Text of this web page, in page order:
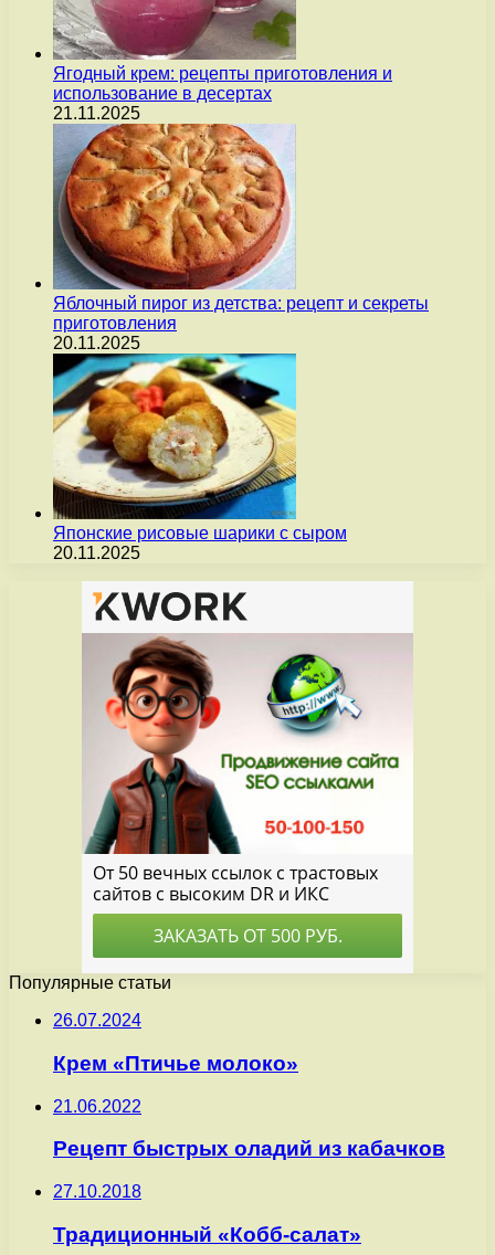
Ягодный крем: рецепты приготовления и
использование в десертах
21.11.2025
Яблочный пирог из детства: рецепт и секреты
приготовления
20.11.2025
Японские рисовые шарики с сыром
20.11.2025
Популярные статьи
26.07.2024
Крем «Птичье молоко»
21.06.2022
Рецепт быстрых оладий из кабачков
27.10.2018
Традиционный «Кобб-салат»